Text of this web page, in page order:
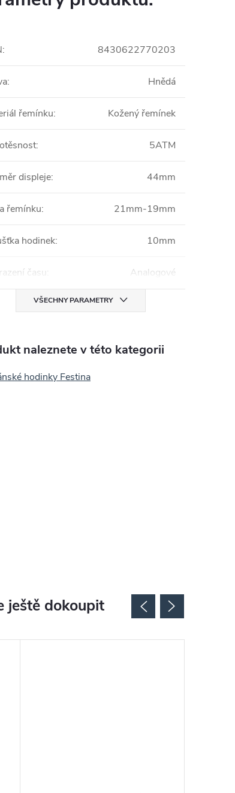
: 8430622770203
: Hnědá
řemínku: Kožený řemínek
: 5ATM
displeje: 44mm
řemínku: 21mm-19mm
hodinek: 10mm
času : Analogové
VŠECHNY PARAMETRY
naleznete v této kategorii
hodinky Festina
ještě dokoupit